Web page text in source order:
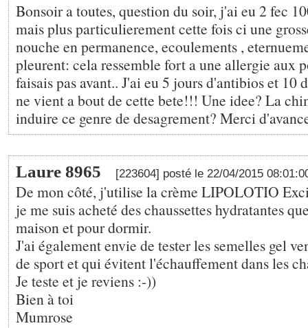
Bonsoir a toutes, question du soir, j'ai eu 2 fec
mais plus particulierement cette fois ci une
nouche en permanence, ecoulements ,
pleurent: cela ressemble fort a une allergie aux
faisais pas avant.. J'ai eu 5 jours d'antibios et 10
ne vient a bout de cette bete!!! Une idee? La
induire ce genre de desagrement? Merci
Laure 8965 [223604] posté le 22/04/2015
De mon côté, j'utilise la crème LIPOLOTIO
je me suis acheté des chaussettes hydratantes
maison et pour dormir.
J'ai également envie de tester les semelles gel
de sport et qui évitent l'échauffement dans les
Je teste et je reviens :-))
Bien à toi
Mumrose